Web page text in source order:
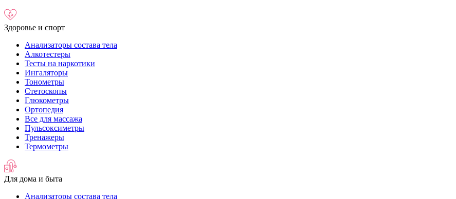
Здоровье и спорт
Анализаторы состава тела
Алкотестеры
Тесты на наркотики
Ингаляторы
Тонометры
Стетоскопы
Глюкометры
Ортопедия
Все для массажа
Пульсоксиметры
Тренажеры
Термометры
Для дома и быта
Анализаторы состава тела